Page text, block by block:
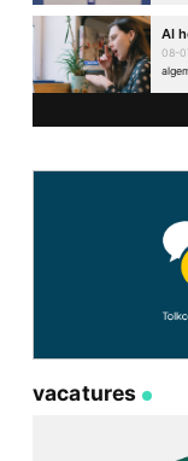
AI
08-
vacatures